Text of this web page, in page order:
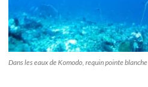
Dans les eaux de Komodo, requin pointe blanche